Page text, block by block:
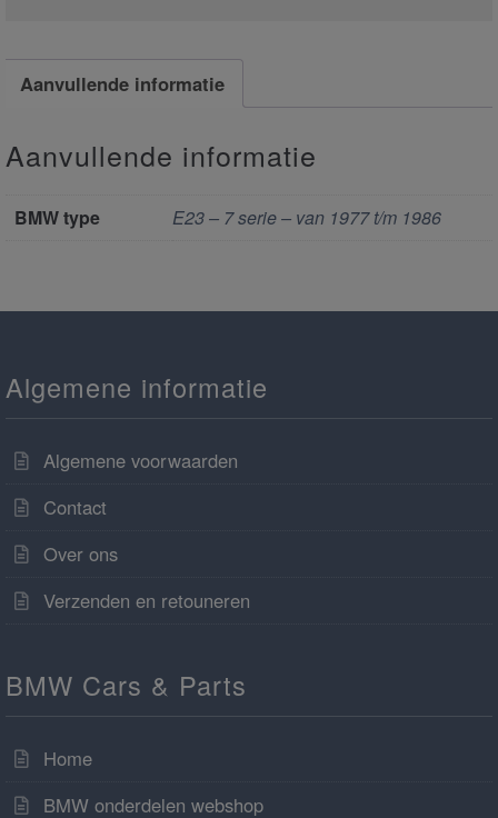
Aanvullende informatie
Aanvullende informatie
BMW type E23 – 7 serie – van 1977 t/m 1986
Algemene informatie
Algemene voorwaarden
Contact
Over ons
Verzenden en retouneren
BMW Cars & Parts
Home
BMW onderdelen webshop